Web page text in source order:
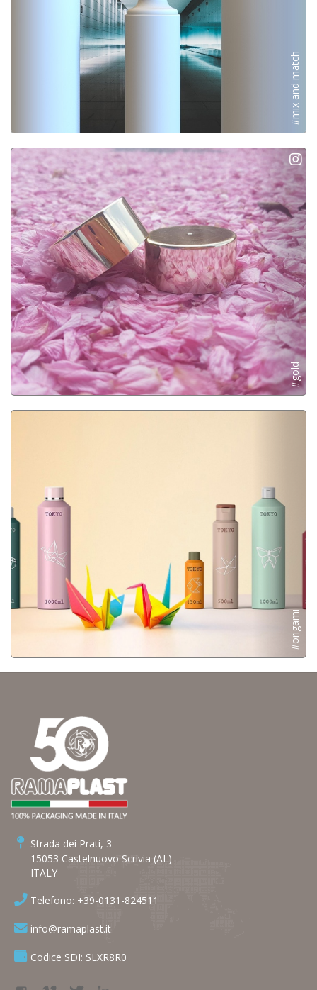
#mix and match
#gold
#origami
Strada dei Prati, 3
15053 Castelnuovo Scrivia (AL)
ITALY
Telefono: +39-0131-824511
info@ramaplast.it
Codice SDI: SLXR8R0